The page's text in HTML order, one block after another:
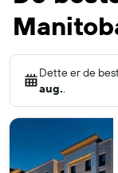
Dette er de
aug..